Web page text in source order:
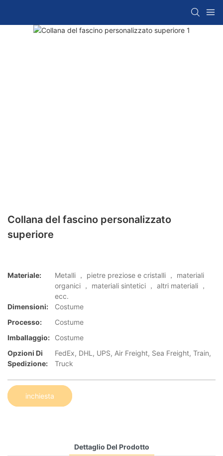
Collana del fascino personalizzato
superiore
Materiale:
Metalli ， pietre preziose e cristalli ， materiali
organici ， materiali sintetici ， altri materiali ，
ecc.
Dimensioni:
Costume
Processo:
Costume
Imballaggio:
Costume
Opzioni Di
Spedizione:
FedEx, DHL, UPS, Air Freight, Sea Freight, Train,
Truck
inchiesta
Dettaglio Del Prodotto